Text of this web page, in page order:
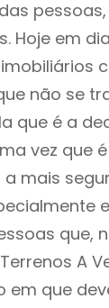
Hoje em
não se
que é a
vez que
mais
que,
A
em que